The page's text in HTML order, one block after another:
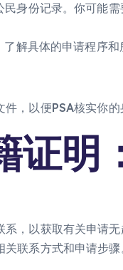
身份记录。你可能
解具体的申请程序和
，以便PSA核实你的
证明
，以获取有关申请无
联系方式和申请步骤